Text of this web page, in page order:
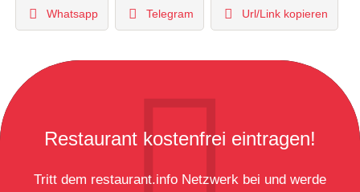
Whatsapp Telegram Url/Link kopieren
Restaurant kostenfrei eintragen!
Tritt dem restaurant.info Netzwerk bei und werde